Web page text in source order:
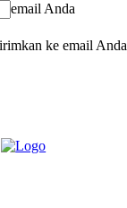
email Anda
ke email